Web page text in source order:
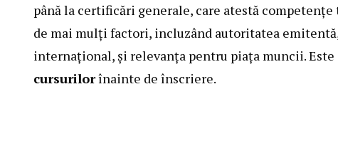
până la certificări generale, care atestă
de mai mulți factori, incluzând autoritatea
internațional, și relevanța pentru piața muncii.
cursurilorînainte de înscriere.